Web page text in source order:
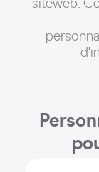
siteweb.